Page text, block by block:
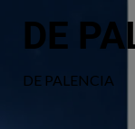
DE
DE PALENCIA